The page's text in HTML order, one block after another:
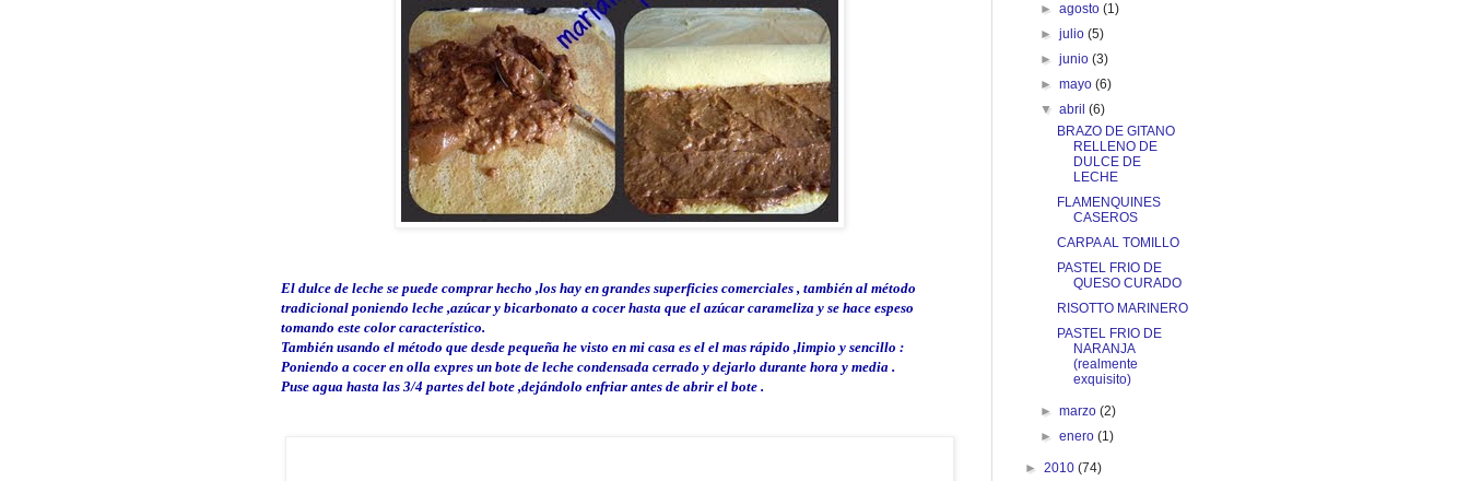
El dulce de leche se puede comprar hecho ,los hay en grandes superficies comerciales , también al método
tradicional poniendo leche ,azúcar y bicarbonato a cocer hasta que el azúcar carameliza y se hace espeso
tomando este color característico.
También usando el método que desde pequeña he visto en mi casa es el el mas rápido ,limpio y sencillo :
Poniendo a cocer en olla expres un bote de leche condensada cerrado y dejarlo durante hora y media .
Puse agua hasta las 3/4 partes del bote ,dejándolo enfriar antes de abrir el bote .
►agosto(1)
►julio(5)
►junio(3)
►mayo(6)
▼abril(6)
BRAZO DE GITANO
RELLENO DE
DULCE DE
LECHE
FLAMENQUINES
CASEROS
CARPA AL TOMILLO
PASTEL FRIO DE
QUESO CURADO
RISOTTO MARINERO
PASTEL FRIO DE
NARANJA
(realmente
exquisito)
►marzo(2)
►enero(1)
► 2010 (74)